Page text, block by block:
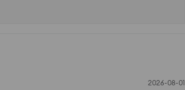
2026-08-01